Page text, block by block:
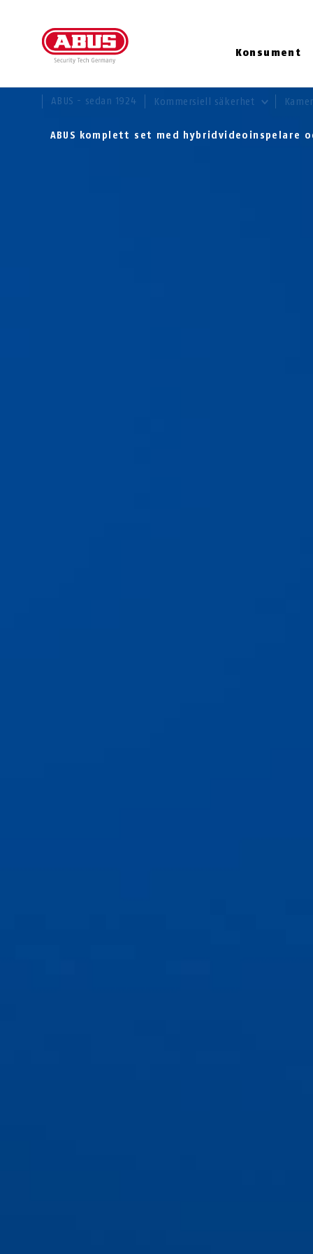
Konsument
DU ÄR HÄR:
ABUS - sedan 1924 Kommersiell säkerhet
ABUS komplett set med hybridvideoinspelare